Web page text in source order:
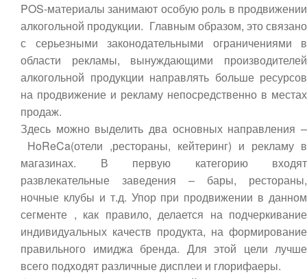
POS-материалы занимают особую роль в продвижении
алкогольной продукции. Главным образом, это связано
с серьезными законодательными ограничениями в
области рекламы, вынуждающими производителей
алкогольной продукции направлять больше ресурсов
на продвижение и рекламу непосредственно в местах
продаж.
Здесь можно выделить два основных направления –
HoReCa(отели ,рестораны, кейтеринг) и рекламу в
магазинах. В первую категорию входят
развлекательные заведения – бары, рестораны,
ночные клубы и т.д. Упор при продвижении в данном
сегменте , как правило, делается на подчеркивание
индивидуальных качеств продукта, на формирование
правильного имиджа бренда. Для этой цели лучше
всего подходят различные дисплеи и глорифаеры.